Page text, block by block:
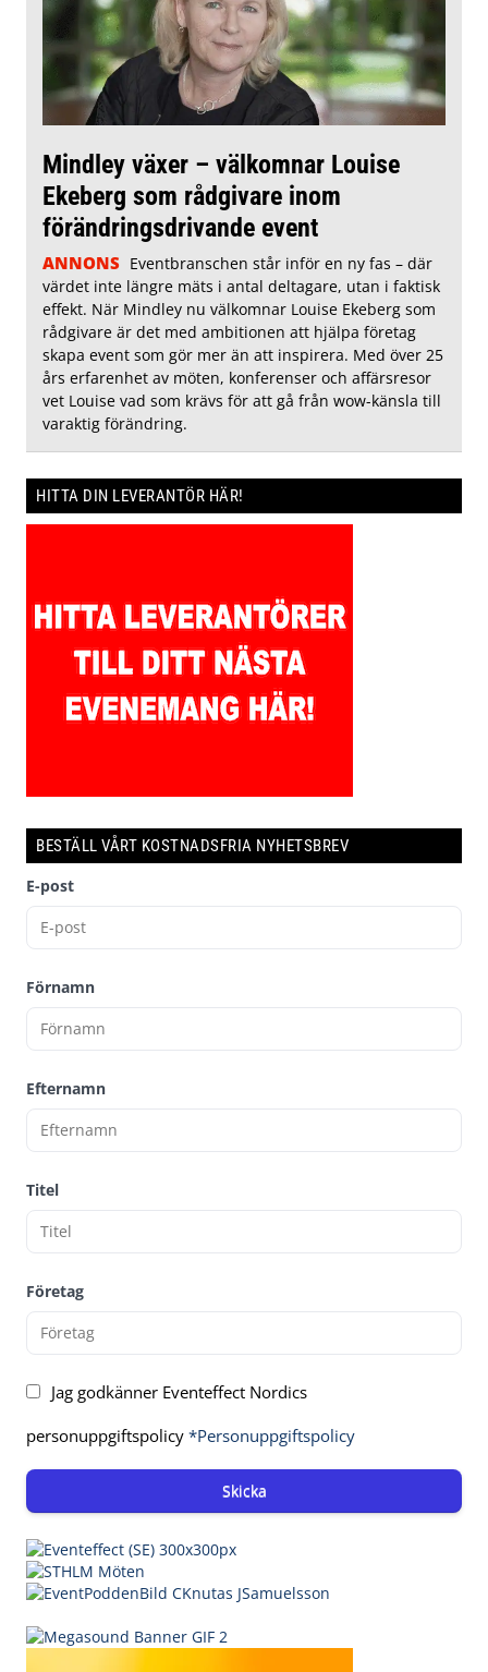
Mindley växer – välkomnar Louise
Ekeberg som rådgivare inom
förändringsdrivande event
ANNONS Eventbranschen står inför en ny fas – där
värdet inte längre mäts i antal deltagare, utan i faktisk
effekt. När Mindley nu välkomnar Louise Ekeberg som
rådgivare är det med ambitionen att hjälpa företag
skapa event som gör mer än att inspirera. Med över 25
års erfarenhet av möten, konferenser och affärsresor
vet Louise vad som krävs för att gå från wow-känsla till
varaktig förändring.
HITTA DIN LEVERANTÖR HÄR!
BESTÄLL VÅRT KOSTNADSFRIA NYHETSBREV
E-post
Förnamn
Efternamn
Titel
Företag
Jag godkänner Eventeffect Nordics
personuppgiftspolicy *Personuppgiftspolicy
Skicka